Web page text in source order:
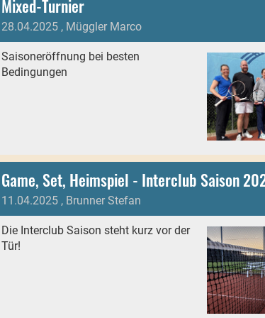
Mixed-Turnier
28.04.2025, Müggler Marco
Saisoneröffnung bei besten
Bedingungen
Game, Set, Heimspiel - Interclub Saison
11.04.2025, Brunner Stefan
Die Interclub Saison steht kurz vor der
Tür!